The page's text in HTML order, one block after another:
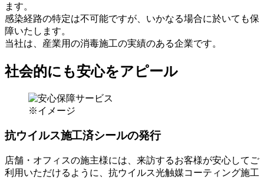
ます。
感染経路の特定は不可能ですが、いかなる場合に於いても保
障いたします。
当社は、産業用の消毒施工の実績のある企業です。
社会的にも安心をアピール
※イメージ
抗ウイルス施工済シールの発行
店舗・オフィスの施主様には、来訪するお客様が安心してご
利用いただけるように、抗ウイルス光触媒コーティング施工